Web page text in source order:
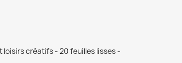
loisirs créatifs - 20 feuilles lisses -